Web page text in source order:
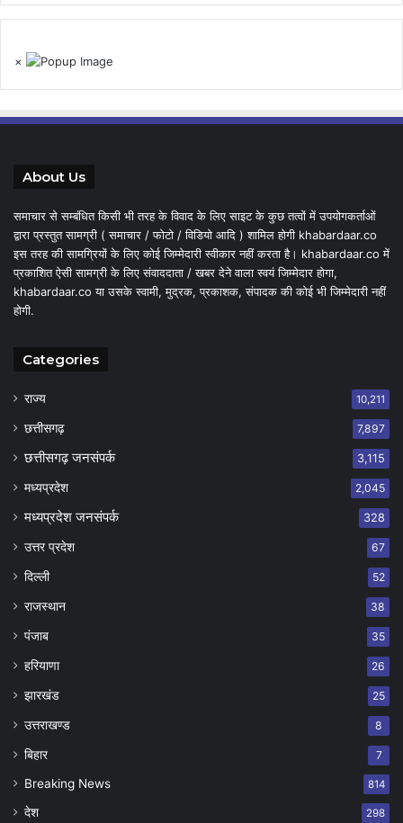
×
About Us
समाचार से सम्बंधित किसी भी तरह के विवाद के लिए साइट के कुछ तत्वों में उपयोगकर्ताओं
द्वारा प्रस्तुत सामग्री ( समाचार / फोटो / विडियो आदि ) शामिल होगी khabardaar.co
इस तरह की सामग्रियों के लिए कोई जिम्मेदारी स्वीकार नहीं करता है। khabardaar.co में
प्रकाशित ऐसी सामग्री के लिए संवाददाता / खबर देने वाला स्वयं जिम्मेदार होगा,
khabardaar.co या उसके स्वामी, मुद्रक, प्रकाशक, संपादक की कोई भी जिम्मेदारी नहीं
होगी.
Categories
राज्य 10,211
छत्तीसगढ़ 7,897
छत्तीसगढ़ जनसंपर्क 3,115
मध्यप्रदेश 2,045
मध्यप्रदेश जनसंपर्क 328
उत्तर प्रदेश 67
दिल्ली 52
राजस्थान 38
पंजाब 35
हरियाणा 26
झारखंड 25
उत्तराखण्ड 8
बिहार 7
Breaking News 814
देश 298